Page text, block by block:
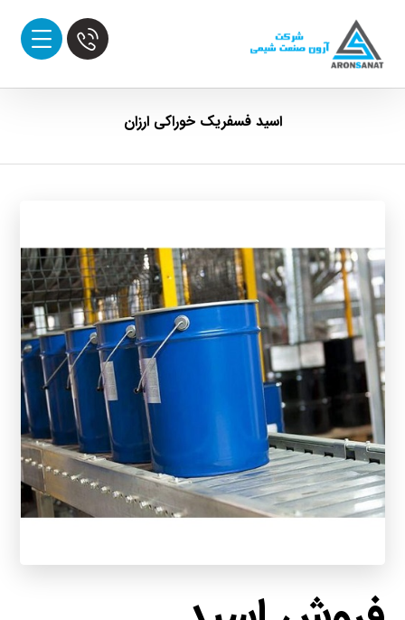
اسید فسفریک خوراکی ارزان